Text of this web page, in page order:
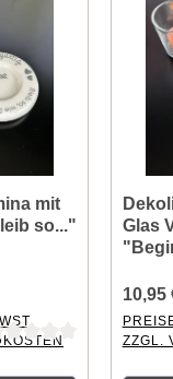
mit
so..."
Glas
10,95
ZZGL.